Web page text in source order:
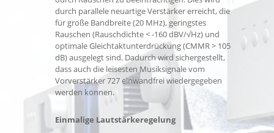
durch parallele neuartige Verstärker erreicht, die
für große Bandbreite (20 MHz), geringstes
Rauschen (Rauschdichte < -160 dBV/√Hz) und
optimale Gleichtaktunterdrückung (CMMR > 105
dB) ausgelegt sind. Dadurch wird sichergestellt,
dass auch die leisesten Musiksignale vom
Vorverstärker 727 einwandfrei wiedergegeben
werden können.
Einmalige Lautstärkeregelung